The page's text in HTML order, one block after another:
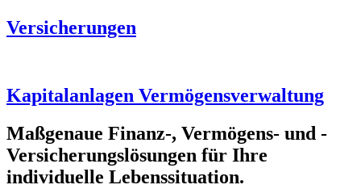
Versicherungen
Kapitalanlagen Vermögensverwaltung
Maßgenaue Finanz-, Vermögens- und ­
Versicherungslösungen für Ihre
individuelle Lebenssituation.